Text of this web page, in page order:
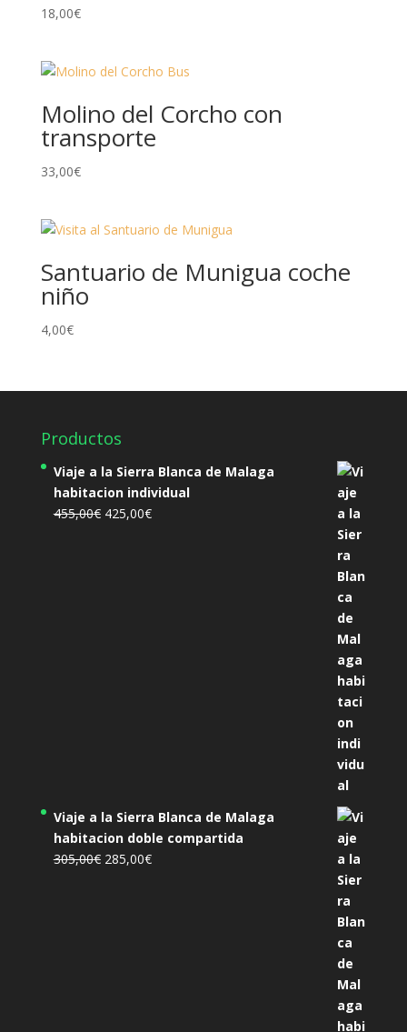
18,00€
Molino del Corcho con
transporte
33,00€
Santuario de Munigua coche
niño
4,00€
Productos
Viaje a la Sierra Blanca de Malaga
habitacion individual
455,00€ El
425,00€El
Viaje a la Sierra Blanca de Malaga
habitacion doble compartida
305,00€ El
285,00€El